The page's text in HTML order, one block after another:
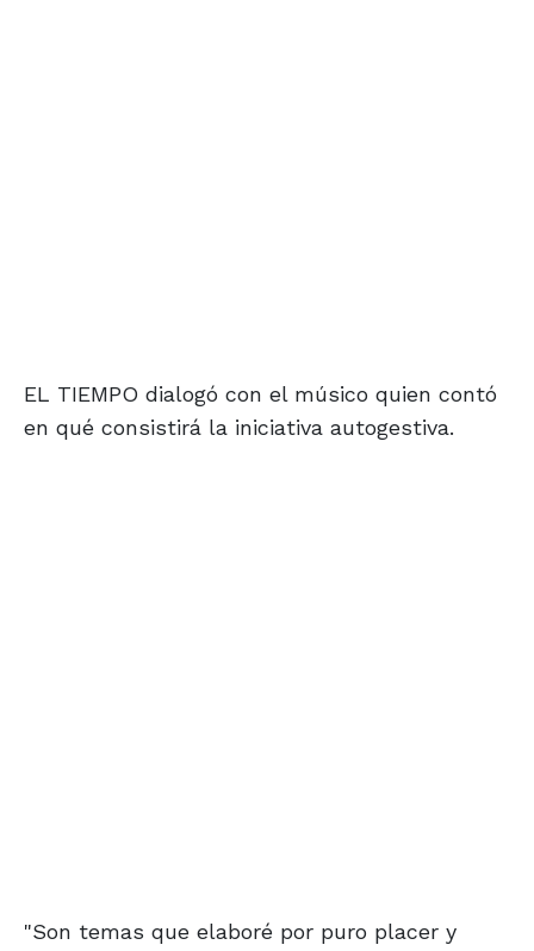
EL TIEMPO dialogó con el músico quien contó
en qué consistirá la iniciativa autogestiva.
"Son temas que elaboré por puro placer y